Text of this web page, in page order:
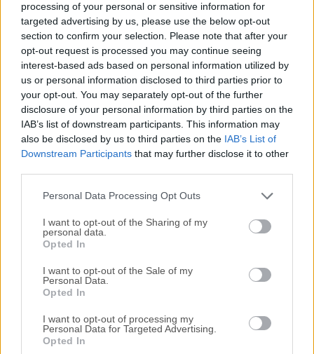
processing of your personal or sensitive information for
targeted advertising by us, please use the below opt-out
section to confirm your selection. Please note that after your
opt-out request is processed you may continue seeing
interest-based ads based on personal information utilized by
us or personal information disclosed to third parties prior to
your opt-out. You may separately opt-out of the further
disclosure of your personal information by third parties on the
IAB’s list of downstream participants. This information may
also be disclosed by us to third parties on the IAB’s List of
Downstream Participants that may further disclose it to other
Personal Data Processing Opt Outs
I want to opt-out of the Sharing of my
personal data.
Opted In
I want to opt-out of the Sale of my
Personal Data.
Opted In
I want to opt-out of processing my
Personal Data for Targeted Advertising.
Opted In
elimina el ruido de fondo durante las llamadas. Funciona
bidireccionalmente, lo que significa que no escucharás el
ruido procedente de otros participantes en la llamada, y
ellos no escucharán el ruido procedente de ti. El software
de cancelación de ruido funciona sin problemas en tiempo
real y sin retrasos, por lo que tus llamadas serán
ininterrumpidas y completamente sin ruido. Reconoce y
elimina el ruido de fondo en las llamadas en tiempo real,
dejando solo tu voz limpia.La mejor tecnología de